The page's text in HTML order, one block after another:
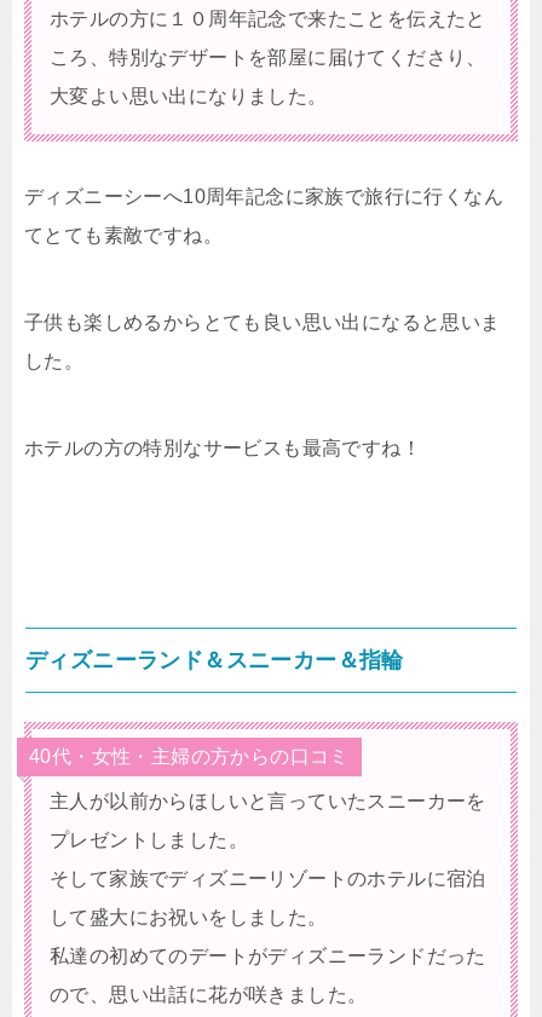
ホテルの方に１０周年記念で来たことを伝えたと
ころ、特別なデザートを部屋に届けてくださり、
大変よい思い出になりました。
ディズニーシーへ10周年記念に家族で旅行に行くなん
てとても素敵ですね。
子供も楽しめるからとても良い思い出になると思いま
した。
ホテルの方の特別なサービスも最高ですね！
ディズニーランド＆スニーカー＆指輪
40代・女性・主婦の方からの口コミ
主人が以前からほしいと言っていたスニーカーを
プレゼントしました。
そして家族でディズニーリゾートのホテルに宿泊
して盛大にお祝いをしました。
私達の初めてのデートがディズニーランドだった
ので、思い出話に花が咲きました。